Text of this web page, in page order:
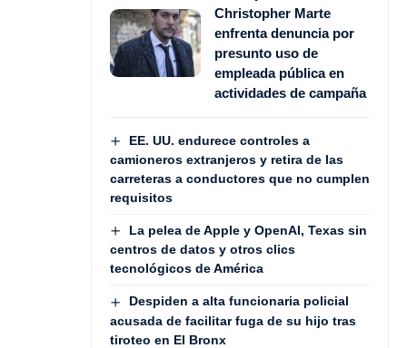
Christopher Marte
enfrenta denuncia por
presunto uso de
empleada pública en
actividades de campaña
EE. UU. endurece controles a
camioneros extranjeros y retira de las
carreteras a conductores que no cumplen
requisitos
La pelea de Apple y OpenAI, Texas sin
centros de datos y otros clics
tecnológicos de América
Despiden a alta funcionaria policial
acusada de facilitar fuga de su hijo tras
tiroteo en El Bronx